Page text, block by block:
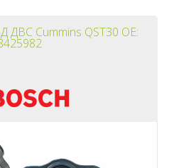
ДВС Cummins QST30 OE: